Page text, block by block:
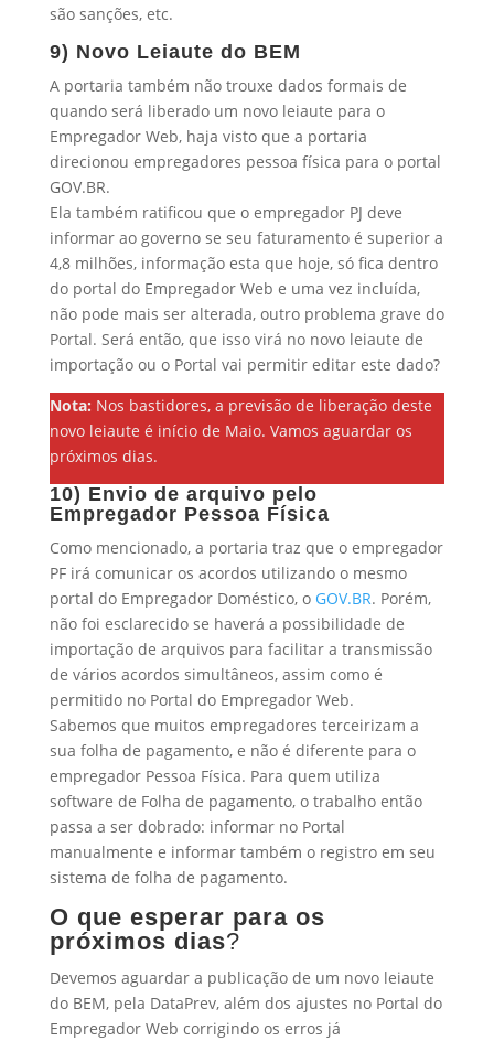
são sanções, etc.
9) Novo Leiaute do BEM
A portaria também não trouxe dados formais de
quando será liberado um novo leiaute para o
Empregador Web, haja visto que a portaria
direcionou empregadores pessoa física para o portal
GOV.BR.
Ela também ratificou que o empregador PJ deve
informar ao governo se seu faturamento é superior a
4,8 milhões, informação esta que hoje, só fica dentro
do portal do Empregador Web e uma vez incluída,
não pode mais ser alterada, outro problema grave do
Portal. Será então, que isso virá no novo leiaute de
importação ou o Portal vai permitir editar este dado?
Nota: Nos bastidores, a previsão de liberação deste
novo leiaute é início de Maio. Vamos aguardar os
próximos dias.
10) Envio de arquivo pelo
Empregador Pessoa Física
Como mencionado, a portaria traz que o empregador
PF irá comunicar os acordos utilizando o mesmo
portal do Empregador Doméstico, o GOV.BR. Porém,
não foi esclarecido se haverá a possibilidade de
importação de arquivos para facilitar a transmissão
de vários acordos simultâneos, assim como é
permitido no Portal do Empregador Web.
Sabemos que muitos empregadores terceirizam a
sua folha de pagamento, e não é diferente para o
empregador Pessoa Física. Para quem utiliza
software de Folha de pagamento, o trabalho então
passa a ser dobrado: informar no Portal
manualmente e informar também o registro em seu
sistema de folha de pagamento.
O que esperar para os
próximos dias?
Devemos aguardar a publicação de um novo leiaute
do BEM, pela DataPrev, além dos ajustes no Portal do
Empregador Web corrigindo os erros já